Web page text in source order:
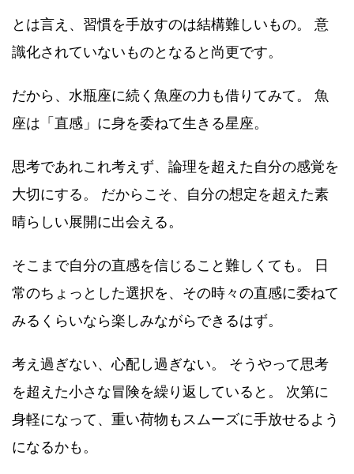
とは言え、習慣を手放すのは結構難しいもの。 意
識化されていないものとなると尚更です。
だから、水瓶座に続く魚座の力も借りてみて。 魚
座は「直感」に身を委ねて生きる星座。
思考であれこれ考えず、論理を超えた自分の感覚を
大切にする。 だからこそ、自分の想定を超えた素
晴らしい展開に出会える。
そこまで自分の直感を信じること難しくても。 日
常のちょっとした選択を、その時々の直感に委ねて
みるくらいなら楽しみながらできるはず。
考え過ぎない、心配し過ぎない。 そうやって思考
を超えた小さな冒険を繰り返していると。 次第に
身軽になって、重い荷物もスムーズに手放せるよう
になるかも。